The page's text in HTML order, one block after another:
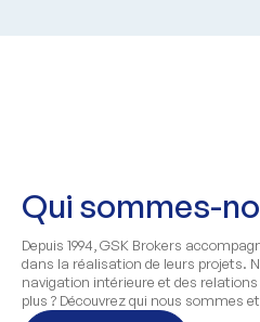
Qui sommes-
Depuis 1994, GSK Brokers
dans la réalisation de leurs projets.
navigation intérieure et des
plus ? Découvrez qui nous sommes